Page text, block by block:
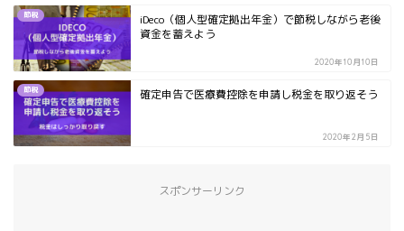
節税
iDeco（個人型確定拠出年金）で節税しながら老後
資金を蓄えよう
2020年10月10日
節税 確定申告で医療費控除を申請し税金を取り返そう
2020年2月5日
スポンサーリンク